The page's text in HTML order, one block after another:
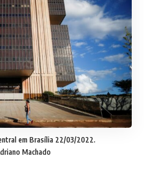
em Brasília 22/03/2022.
Machado